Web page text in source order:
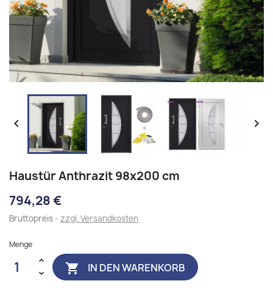
 
Haustür Anthrazit 98x200 cm
794,28 €
Bruttopreis zzgl. Versandkosten
Menge
 IN DEN WARENKORB